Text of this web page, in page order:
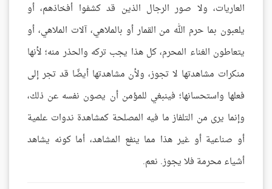
العاريات، ولا صور الرجال الذين قد كشفوا أفخاذهم، أو
يلعبون بما حرم الله من القمار أو بالملاهي، آلات الملاهي، أو
يتعاطون الغناء المحرم، كل هذا يجب تركه والحذر منه؛ لأنها
منكرات مشاهدتها لا تجوز، ولأن مشاهدتها أيضًا قد تجر إلى
فعلها واستحسانها؛ فينبغي للمؤمن أن يصون نفسه عن ذلك،
وإنما يرى من التلفاز ما فيه المصلحة كمشاهدة ندوات علمية
أو صناعية أو غير هذا مما ينفع المشاهد، أما كونه يشاهد
أشياء محرمة فلا يجوز. نعم.